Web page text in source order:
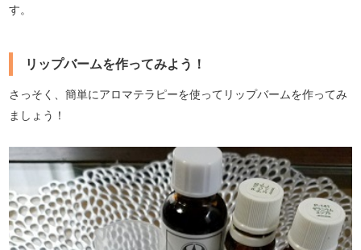
す。
リップバームを作ってみよう！
さっそく、簡単にアロマテラピーを使ってリップバームを作ってみ
ましょう！